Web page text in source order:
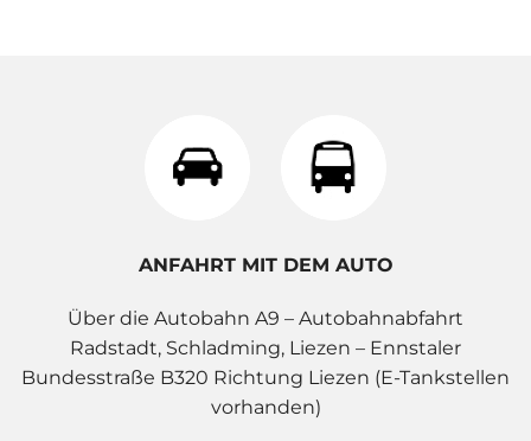
ANFAHRT MIT DEM AUTO
Über die Autobahn A9 – Autobahnabfahrt
Radstadt, Schladming, Liezen – Ennstaler
Bundesstraße B320 Richtung Liezen (E-Tankstellen
vorhanden)